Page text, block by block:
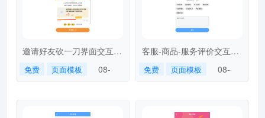
邀请好友砍一刀界面交互-
免费 页面模板
08-
客服-商品-服务评价交互界
免费 页面模板
08-